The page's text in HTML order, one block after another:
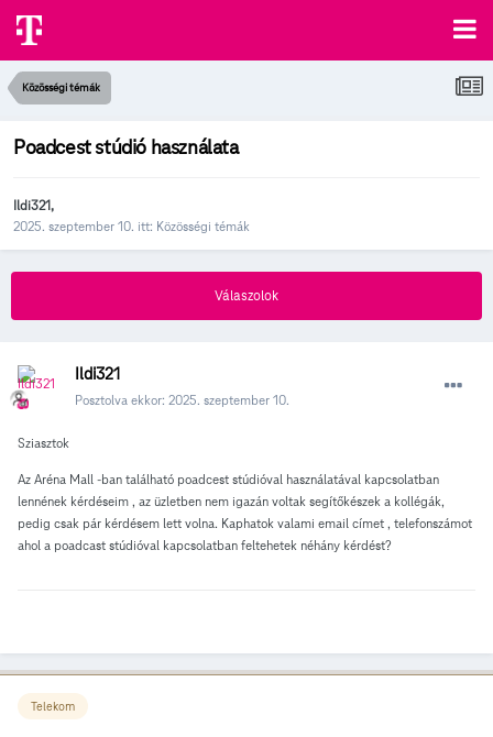
Közösségi témák
Poadcest stúdió használata
Ildi321,
2025. szeptember 10. itt: Közösségi témák
Válaszolok
Ildi321
Posztolva ekkor: 2025. szeptember 10.
Sziasztok
Az Aréna Mall -ban található poadcest stúdióval használatával kapcsolatban
lennének kérdéseim , az üzletben nem igazán voltak segítőkészek a kollégák,
pedig csak pár kérdésem lett volna. Kaphatok valami email címet , telefonszámot
ahol a poadcast stúdióval kapcsolatban feltehetek néhány kérdést?
Telekom